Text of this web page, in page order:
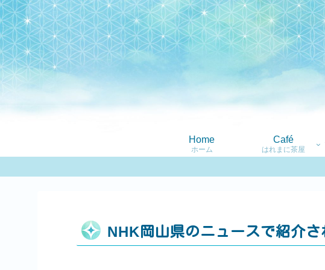
Home
ホーム
Café
はれまに茶屋
NHK岡山県のニュースで紹介さ